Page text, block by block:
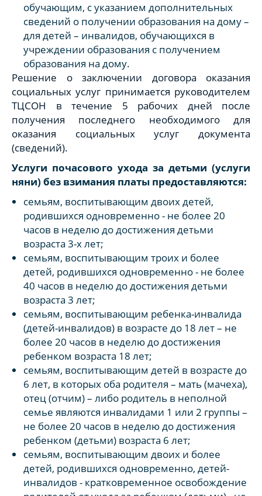
обучающим, с указанием дополнительных
сведений о получении образования на дому –
для детей – инвалидов, обучающихся в
учреждении образования с получением
образования на дому.
Решение о заключении договора оказания
социальных услуг принимается руководителем
ТЦСОН в течение 5 рабочих дней после
получения последнего необходимого для
оказания социальных услуг документа
(сведений).
Услуги почасового ухода за детьми (услуги
няни) без взимания платы предоставляются:
семьям, воспитывающим двоих детей,
родившихся одновременно - не более 20
часов в неделю до достижения детьми
возраста 3-х лет;
семьям, воспитывающим троих и более
детей, родившихся одновременно - не более
40 часов в неделю до достижения детьми
возраста 3 лет;
семьям, воспитывающим ребенка-инвалида
(детей-инвалидов) в возрасте до 18 лет – не
более 20 часов в неделю до достижения
ребенком возраста 18 лет;
семьям, воспитывающим детей в возрасте до
6 лет, в которых оба родителя – мать (мачеха),
отец (отчим) – либо родитель в неполной
семье являются инвалидами 1 или 2 группы –
не более 20 часов в неделю до достижения
ребенком (детьми) возраста 6 лет;
семьям, воспитывающим двоих и более
детей, родившихся одновременно, детей-
инвалидов - кратковременное освобождение